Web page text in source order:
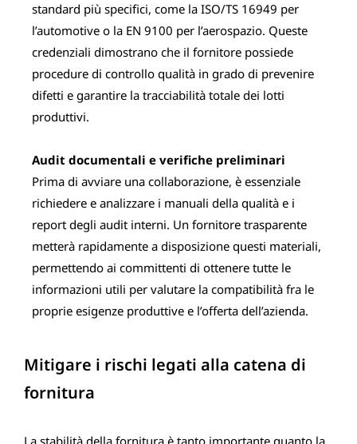
standard più specifici, come la ISO/TS 16949 per
l’automotive o la EN 9100 per l’aerospazio. Queste
credenziali dimostrano che il fornitore possiede
procedure di controllo qualità in grado di prevenire
difetti e garantire la tracciabilità totale dei lotti
produttivi.
Audit documentali e verifiche preliminari
Prima di avviare una collaborazione, è essenziale
richiedere e analizzare i manuali della qualità e i
report degli audit interni. Un fornitore trasparente
metterà rapidamente a disposizione questi materiali,
permettendo ai committenti di ottenere tutte le
informazioni utili per valutare la compatibilità fra le
proprie esigenze produttive e l’offerta dell’azienda.
Mitigare i rischi legati alla catena di
fornitura
La stabilità della fornitura è tanto importante quanto la